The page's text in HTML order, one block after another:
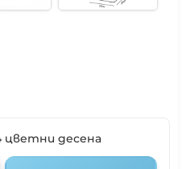
цветни десена